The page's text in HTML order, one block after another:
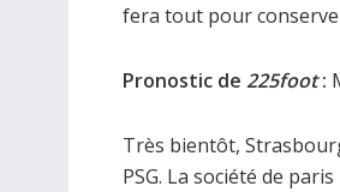
fera tout pour
Pronostic de 225foot:
Très bientôt,
PSG. La société de